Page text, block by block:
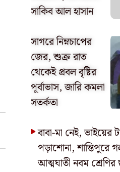
সাকিব আল হাসান
সাগরে নিম্নচাপের
জের, শুক্র রাত
থেকেই প্রবল বৃষ্টির
পূর্বাভাস, জারি কমলা
সতর্কতা
বাবা-মা নেই, ভাইয়ের
পড়াশোনা, শান্তিপুরে
আত্মঘাতী নবম শ্রেণির